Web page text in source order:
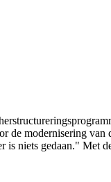
modernisering
is niets gedaan."